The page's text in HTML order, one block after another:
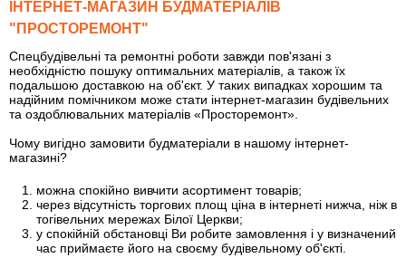
ІНТЕРНЕТ-МАГАЗИН БУДМАТЕРІАЛІВ
"ПРОСТОРЕМОНТ"
Спецбудівельні та ремонтні роботи завжди пов'язані з
необхідністю пошуку оптимальних матеріалів, а також їх
подальшою доставкою на об'єкт. У таких випадках хорошим та
надійним помічником може стати інтернет-магазин будівельних
та оздоблювальних матеріалів «Просторемонт».
Чому вигідно замовити будматеріали в нашому інтернет-
магазині?
можна спокійно вивчити асортимент товарів;
через відсутність торгових площ ціна в інтернеті нижча, ніж в
тогівельних мережах Білої Церкви;
у спокійній обстановці Ви робите замовлення і у визначений
час приймаєте його на своєму будівельному об'єкті.